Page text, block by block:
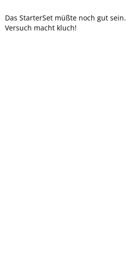
Das StarterSet müßte noch gut sein.
Versuch macht kluch!